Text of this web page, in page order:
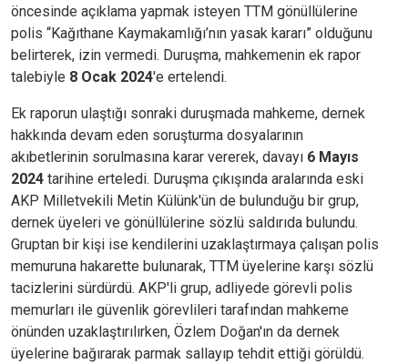
öncesinde açıklama yapmak isteyen TTM gönüllülerine
polis “Kağıthane Kaymakamlığı’nın yasak kararı” olduğunu
belirterek, izin vermedi. Duruşma, mahkemenin ek rapor
talebiyle 8 Ocak 2024'e ertelendi.
Ek raporun ulaştığı sonraki duruşmada mahkeme, dernek
hakkında devam eden soruşturma dosyalarının
akıbetlerinin sorulmasına karar vererek, davayı 6 Mayıs
2024 tarihine erteledi. Duruşma çıkışında aralarında eski
AKP Milletvekili Metin Külünk'ün de bulunduğu bir grup,
dernek üyeleri ve gönüllülerine sözlü saldırıda bulundu.
Gruptan bir kişi ise kendilerini uzaklaştırmaya çalışan polis
memuruna hakarette bulunarak, TTM üyelerine karşı sözlü
tacizlerini sürdürdü. AKP'li grup, adliyede görevli polis
memurları ile güvenlik görevlileri tarafından mahkeme
önünden uzaklaştırılırken, Özlem Doğan'ın da dernek
üyelerine bağırarak parmak sallayıp tehdit ettiği görüldü.